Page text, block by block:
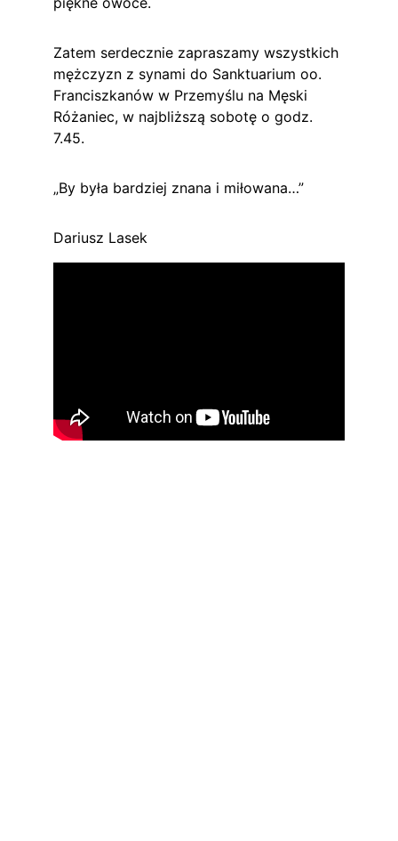
Zatem serdecznie zapraszamy wszystkich
mężczyzn z synami do Sanktuarium oo.
Franciszkanów w Przemyślu na Męski
Różaniec, w najbliższą sobotę o godz.
7.45.
„By była bardziej znana i miłowana…”
Dariusz Lasek